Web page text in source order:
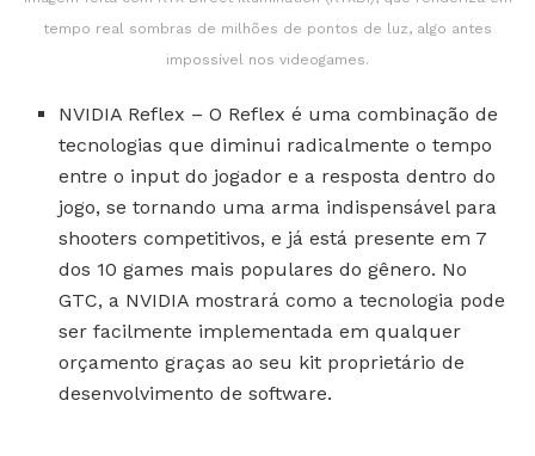
tempo real sombras de milhões de pontos de luz, algo antes
impossível nos videogames.
NVIDIA Reflex – O Reflex é uma combinação de
tecnologias que diminui radicalmente o tempo
entre o input do jogador e a resposta dentro do
jogo, se tornando uma arma indispensável para
shooters competitivos, e já está presente em 7
dos 10 games mais populares do gênero. No
GTC, a NVIDIA mostrará como a tecnologia pode
ser facilmente implementada em qualquer
orçamento graças ao seu kit proprietário de
desenvolvimento de software.